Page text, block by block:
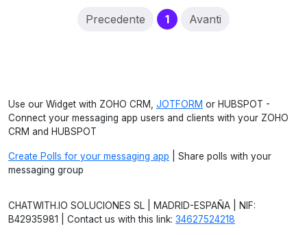
Precedente 1(current)
Avanti
Use our Widget with ZOHO CRM, JOTFORM or HUBSPOT -
Connect your messaging app users and clients with your ZOHO
CRM and HUBSPOT
Create Polls for your messaging app | Share polls with your
messaging group
CHATWITH.IO SOLUCIONES SL | MADRID-ESPAÑA | NIF:
B42935981 | Contact us with this link: 34627524218